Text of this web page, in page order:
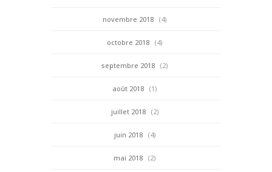
novembre 2018 (4)
octobre 2018 (4)
septembre 2018 (2)
août 2018 (1)
juillet 2018 (2)
juin 2018 (4)
mai 2018 (2)